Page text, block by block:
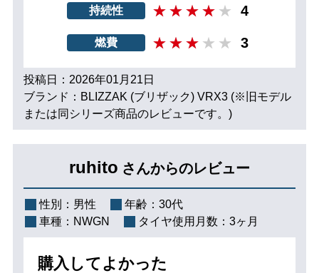
持続性 4
燃費 3
投稿日：2026年01月21日
ブランド：BLIZZAK (ブリザック) VRX3 (※旧モデル
または同シリーズ商品のレビューです。)
ruhito さんからのレビュー
性別： 男性 年齢： 30代
車種： NWGN タイヤ使用月数： 3ヶ月
購入してよかった